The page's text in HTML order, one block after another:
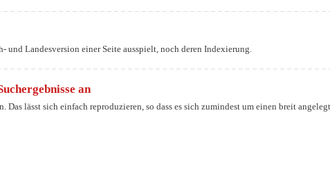
und Landesversion einer Seite ausspielt, noch deren Indexierung.
an
lässt sich einfach reproduzieren, so dass es sich zumindest um einen breit